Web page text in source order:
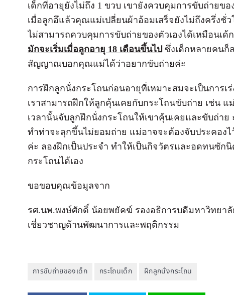
เด็กที่อายุยังไม่ถึง 1 ขวบ เขายังควบคุมการขับถ่ายข
เมื่อลูกอึแล้วคุณแม่เปลี่ยนผ้าอ้อมเสร็จยังไม่ถึงครึ่งชั่
ไม่สามารถควบคุมการขับถ่ายของตัวเองได้เหมือนเด้
มักจะเริ่มเมื่อลูกอายุ 18 เดือนขึ้นไป ซึ่งเด็กหลายคนก็
สัญญาณบอกคุณแม่ได้ว่าอยากขับถ่ายค่ะ
การฝึกลูกนั่งกระโถนก่อนอายุที่เหมาะสมจะเป็นการเ
เราสามารถฝึกให้ลูกคุ้นเคยกับกระโถนขับถ่าย เช่น
เวลานั้นจับลูกฝึกนั่งกระโถนให้เขาคุ้นเคยและขับถ่าย
ทำท่าจะลุกขึ้นไม่ยอมถ่าย แม่อาจจะต้องจับประคองไ
ค่ะ ลองฝึกเป็นประจำ ทำให้เป็นกิจวัตรและอดทนซัก
กระโถนได้เอง
ขอขอบคุณข้อมูลจาก
รศ.นพ.พงษ์ศักดิ์ น้อยพยัคฆ์ รองอธิการบดีมหาวิทยา
เชี่ยวชาญด้านพัฒนาการและพฤติกรรม
การขับถ่ายของเด็ก กระโถนเด็ก ฝึกลูกนั่งกระโถน